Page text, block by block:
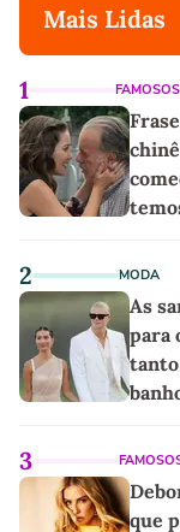
Mais Lidas
1 FAMOSOS
2 MODA
As
para
tanto
3
que